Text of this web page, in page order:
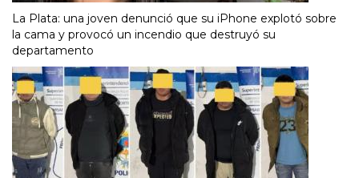
La Plata: una joven denunció que su iPhone explotó sobre
la cama y provocó un incendio que destruyó su
departamento